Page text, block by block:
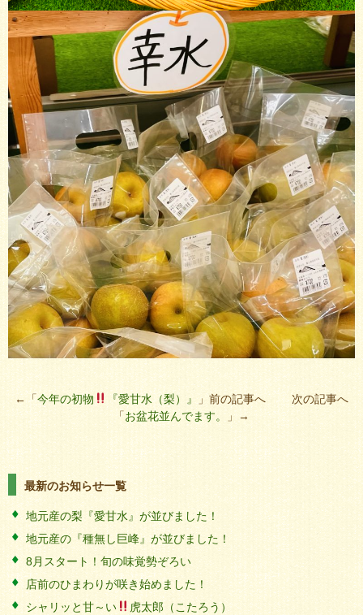
←「今年の初物 『愛甘水（梨）』
」前の記事へ 次の記事へ
「お盆花並んでます。 」→
最新のお知らせ一覧
地元産の梨『愛甘水』が並びました！
地元産の『種無し巨峰』が並びました！
8月スタート！旬の味覚勢ぞろい
店前のひまわりが咲き始めました！
シャリッと甘～い
虎太郎（こたろう）